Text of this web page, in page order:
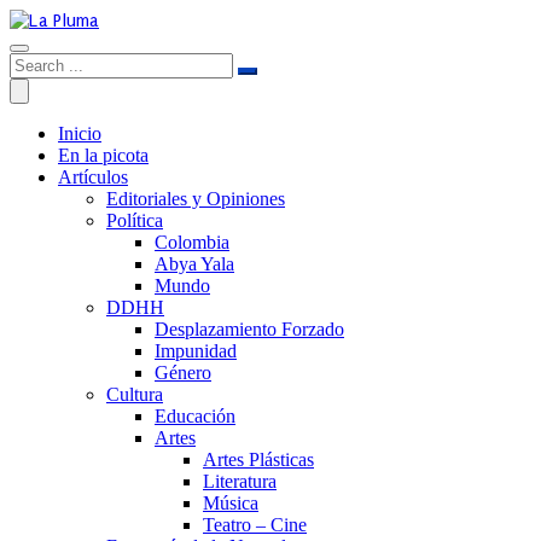
Inicio
En la picota
Artículos
Editoriales y Opiniones
Política
Colombia
Abya Yala
Mundo
DDHH
Desplazamiento Forzado
Impunidad
Género
Cultura
Educación
Artes
Artes Plásticas
Literatura
Música
Teatro – Cine